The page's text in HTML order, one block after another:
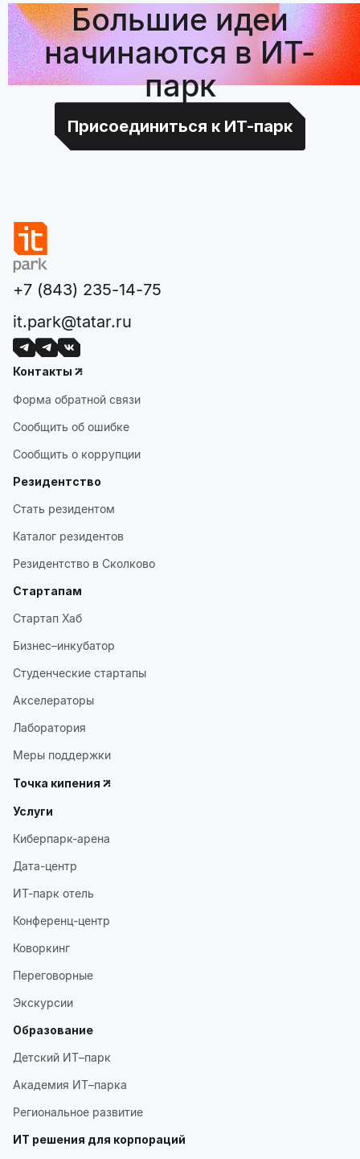
Большие идеи
начинаются в ИТ-
парк
Присоединиться к ИТ-парк
+7 (843) 235-14-75
it.park@tatar.ru
Контакты
Форма обратной связи
Сообщить об ошибке
Сообщить о коррупции
Резидентство
Стать резидентом
Каталог резидентов
Резидентство в Сколково
Стартапам
Стартап Хаб
Бизнес–инкубатор
Студенческие стартапы
Акселераторы
Лаборатория
Меры поддержки
Точка кипения
Услуги
Киберпарк-арена
Дата-центр
ИТ-парк отель
Конференц-центр
Коворкинг
Переговорные
Экскурсии
Образование
Детский ИТ–парк
Академия ИТ–парка
Региональное развитие
ИТ решения для корпораций